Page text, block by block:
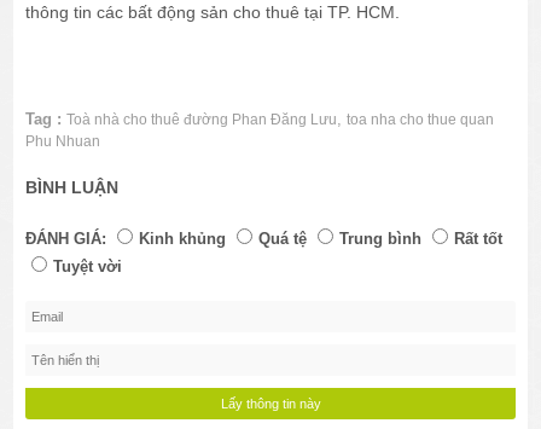
thông tin các bất động sản cho thuê tại TP. HCM.
Tag : Toà nhà cho thuê đường Phan Đăng Lưu ,toa nha cho thue quan
Phu Nhuan
BÌNH LUẬN
ĐÁNH GIÁ: Kinh khủng Quá tệ Trung bình
Rất tốt
Tuyệt vời